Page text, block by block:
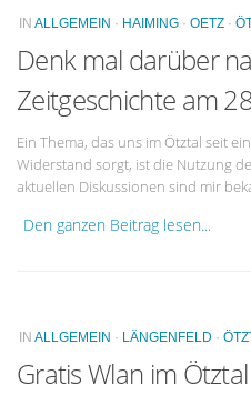
IN ALLGEMEIN · HAIMING · OETZ ·
Denk mal darüber
Zeitgeschichte am
Ein Thema, das uns im Ötztal seit
Widerstand sorgt, ist die Nutzung
aktuellen Diskussionen sind mir
Den ganzen Beitrag lesen...
IN ALLGEMEIN · LÄNGENFELD ·
Gratis Wlan im Ötztal